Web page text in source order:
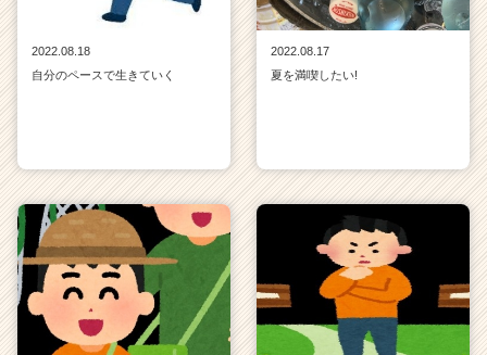
2022.08.18
自分のペースで生きていく
2022.08.17
夏を満喫したい!